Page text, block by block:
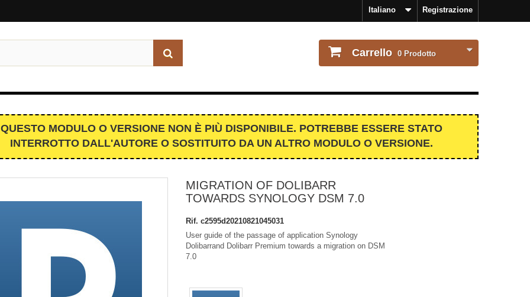
Registrazione
Italiano
Carrello 0 Prodotto
QUESTO MODULO O VERSIONE NON È PIÙ DISPONIBILE. POTREBBE ESSERE STATO
INTERROTTO DALL'AUTORE O SOSTITUITO DA UN ALTRO MODULO O VERSIONE.
MIGRATION OF DOLIBARR
TOWARDS SYNOLOGY DSM 7.0
Rif. c2595d20210821045031
User guide of the passage of application Synology
Dolibarrand Dolibarr Premium towards a migration on DSM
7.0